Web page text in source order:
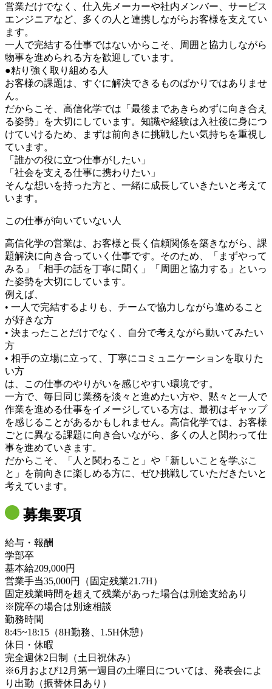
営業だけでなく、仕入先メーカーや社内メンバー、サービス
エンジニアなど、多くの人と連携しながらお客様を支えてい
ます。
一人で完結する仕事ではないからこそ、周囲と協力しながら
物事を進められる方を歓迎しています。
●粘り強く取り組める人
お客様の課題は、すぐに解決できるものばかりではありませ
ん。
だからこそ、高信化学では「最後まであきらめずに向き合え
る姿勢」を大切にしています。知識や経験は入社後に身につ
けていけるため、まずは前向きに挑戦したい気持ちを重視し
ています。
「誰かの役に立つ仕事がしたい」
「社会を支える仕事に携わりたい」
そんな想いを持った方と、一緒に成長していきたいと考えて
います。
この仕事が向いていない人
高信化学の営業は、お客様と長く信頼関係を築きながら、課
題解決に向き合っていく仕事です。そのため、「まずやって
みる」「相手の話を丁寧に聞く」「周囲と協力する」といっ
た姿勢を大切にしています。
例えば、
• 一人で完結するよりも、チームで協力しながら進めること
が好きな方
• 決まったことだけでなく、自分で考えながら動いてみたい
方
• 相手の立場に立って、丁寧にコミュニケーションを取りた
い方
は、この仕事のやりがいを感じやすい環境です。
一方で、毎日同じ業務を淡々と進めたい方や、黙々と一人で
作業を進める仕事をイメージしている方は、最初はギャップ
を感じることがあるかもしれません。高信化学では、お客様
ごとに異なる課題に向き合いながら、多くの人と関わって仕
事を進めていきます。
だからこそ、「人と関わること」や「新しいことを学ぶこ
と」を前向きに楽しめる方に、ぜひ挑戦していただきたいと
考えています。
募集要項
給与・報酬
学部卒
基本給209,000円
営業手当35,000円（固定残業21.7H）
固定残業時間を超えて残業があった場合は別途支給あり
※院卒の場合は別途相談
勤務時間
8:45~18:15（8H勤務、1.5H休憩）
休日・休暇
完全週休2日制（土日祝休み）
※6月および12月第一週目の土曜日については、発表会によ
り出勤（振替休日あり）